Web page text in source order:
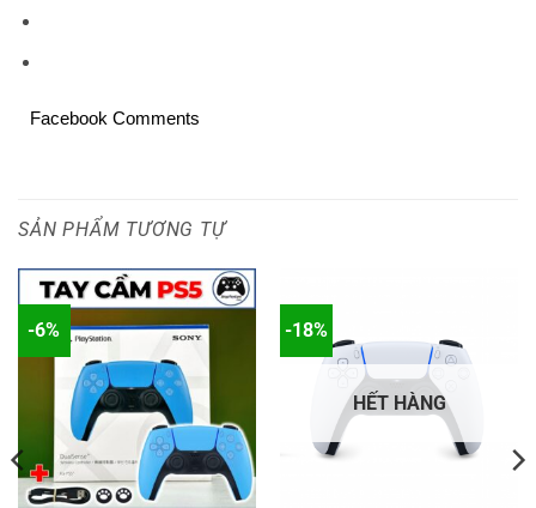
Facebook Comments
SẢN PHẨM TƯƠNG TỰ
-6% -18%
HẾT HÀNG